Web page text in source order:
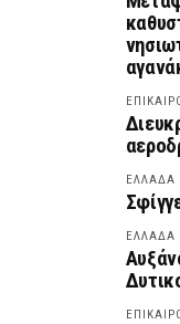
ΕΛΛΑΔΑ
ΕΛΛΑΔΑ